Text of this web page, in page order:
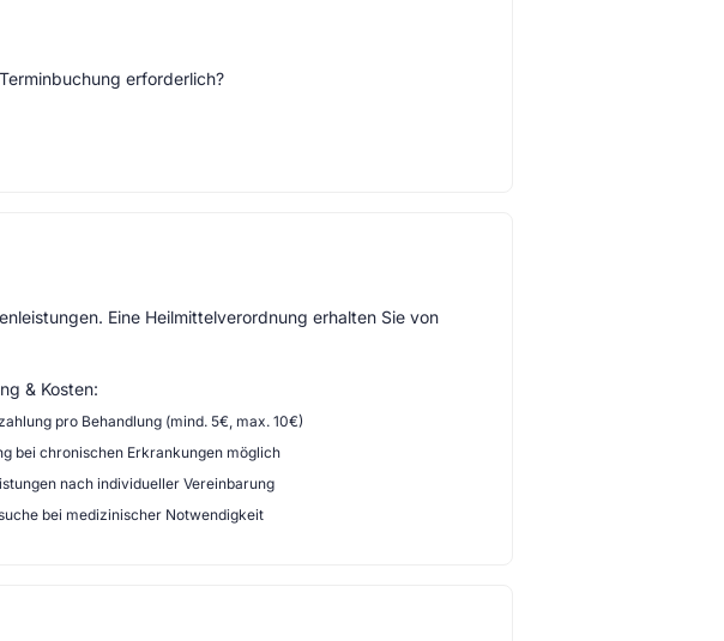
erforderlich?
Eine Heilmittelverordnung erhalten Sie von
& Kosten:
pro Behandlung (mind. 5€, max. 10€)
bei chronischen Erkrankungen möglich
nach individueller Vereinbarung
bei medizinischer Notwendigkeit